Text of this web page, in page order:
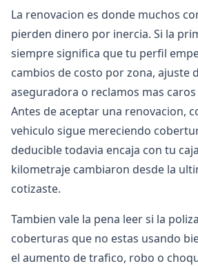
La renovacion es donde muchos
pierden dinero por inercia. Si la
siempre significa que tu perfil
cambios de costo por zona, ajuste
aseguradora o reclamos mas
Antes de aceptar una renovacion,
vehiculo sigue mereciendo
deducible todavia encaja con tu
kilometraje cambiaron desde la
cotizaste.
Tambien vale la pena leer si la
coberturas que no estas usando
el aumento de trafico, robo o